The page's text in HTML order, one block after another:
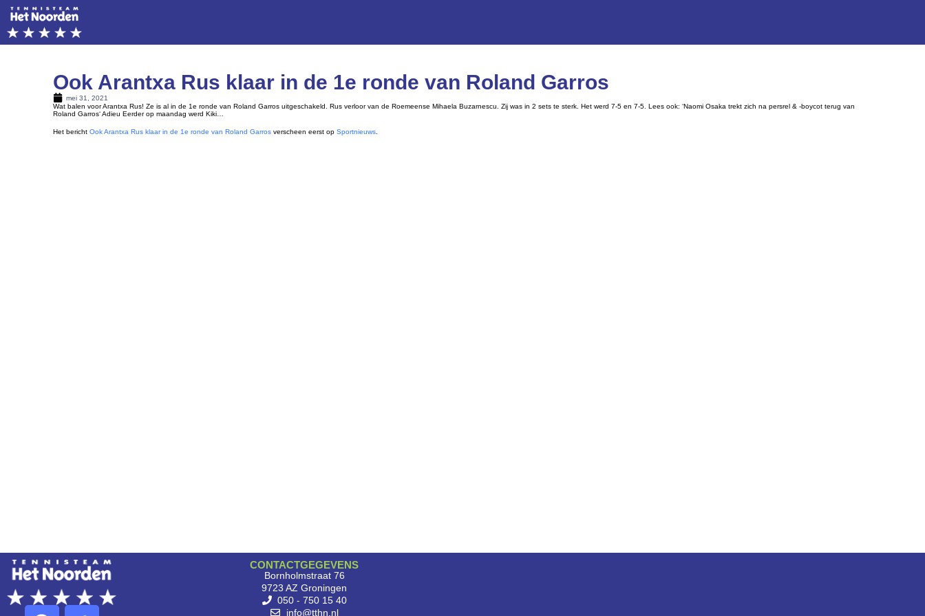
Ook Arantxa Rus klaar in de 1e ronde van Roland Garros
mei 31, 2021
Wat balen voor Arantxa Rus! Ze is al in de 1e ronde van Roland Garros uitgeschakeld. Rus verloor van de Roemeense Mihaela Buzarnescu. Zij was in 2 sets te sterk. Het werd 7-5 en 7-5. Lees ook: ‘Naomi Osaka trekt zich na persrel & -boycot terug van
Roland Garros‘ Adieu Eerder op maandag werd Kiki…
Het berichtOok Arantxa Rus klaar in de 1e ronde van Roland Garros verscheen eerst opSportnieuws.
CONTACTGEGEVENS
Bornholmstraat 76
9723 AZ Groningen
050 - 750 15 40
info@tthn.nl